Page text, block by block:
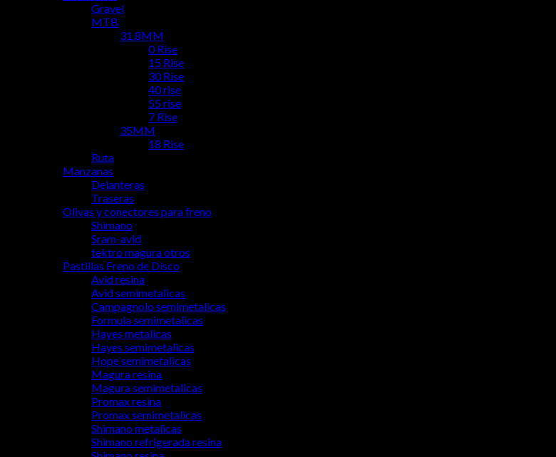
Gravel
MTB
31.8MM
0 Rise
15 Rise
30 Rise
40 rise
55 rise
7 Rise
35MM
18 Rise
Ruta
Manzanas
Delanteras
Traseras
Olivas y conectores para freno
Shimano
Sram-avid
tektro magura otros
Pastillas Freno de Disco
Avid resina
Avid semimetalicas
Campagnolo semimetalicas
Formula semimetalicas
Hayes metalicas
Hayes semimetalicas
Hope semimetalicas
Magura resina
Magura semimetalicas
Promax resina
Promax semimetalicas
Shimano metalicas
Shimano refrigerada resina